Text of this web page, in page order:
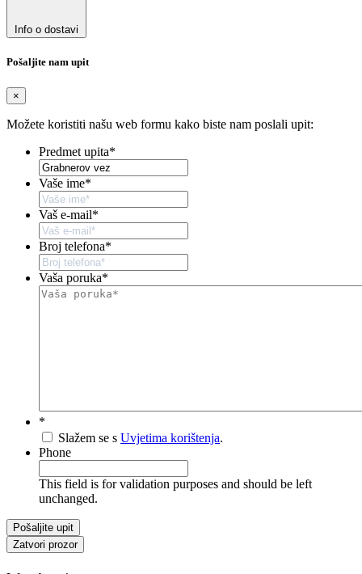
Info o dostavi
Pošaljite nam upit
×
Možete koristiti našu web formu kako biste nam poslali upit:
Predmet upita*
Vaše ime*
Vaš e-mail*
Broj telefona*
Vaša poruka*
*
Slažem se s Uvjetima korištenja.
Phone
This field is for validation purposes and should be left
unchanged.
Zatvori prozor